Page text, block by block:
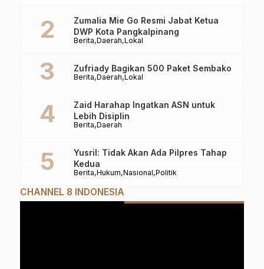
Berita Daerah Lokal
Zumalia Mie Go Resmi Jabat Ketua
DWP Kota Pangkalpinang
Berita Daerah Lokal
Zufriady Bagikan 500 Paket Sembako
Berita Daerah
Zaid Harahap Ingatkan ASN untuk
Lebih Disiplin
Berita Hukum Nasional Politik
Yusril: Tidak Akan Ada Pilpres Tahap
Kedua
CHANNEL 8 INDONESIA